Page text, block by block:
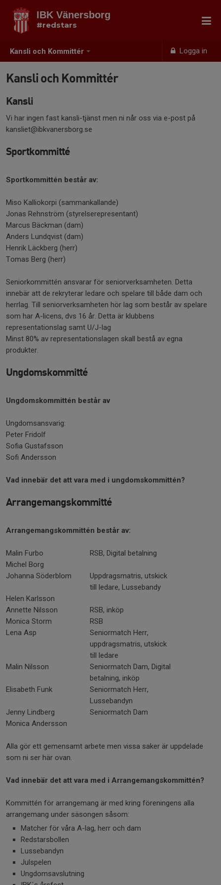
Kansli och Kommittér Logga in
IBK Vänersborg
#redstars
Kansli och Kommittér
Kansli
Vi har ingen fast kansli-tjänst men ni når oss via e-post på
kansliet@ibkvanersborg.se
Sportkommitté
Sportkommittén består av:
Miso Kalliokorpi (sammankallande)
Jonas Rehnström (styrelserepresentant)
Marcus Bäckman (dam)
Anders Lundqvist (dam)
Henrik Läckberg (herr)
Tomas Berg (herr)
Seniorkommittén ansvarar för seniorverksamheten. Detta
innebär att de rekryterar ledare och spelare till både dam och
herrlag. Till seniorverksamheten hör lag som består av spelare
som har A-licens, dvs 16 år. Detta är klubbens
representationslag samt U/J-lag
Minst 80% av representationslagen skall bestå av egna
produkter.
Ungdomskommitté
Ungdomskommittén består av
Ungdomsansvarig:
Peter Fridolf
Sofia Gustafsson
Sofi Andersson
Vad innebär det att vara med i ungdomskommittén?
Arrangemangskommitté
Arrangemangskommittén består av:
Malin Furbo
RSB, Digital betalning
Michel Borg
Johanna Söderblom
Uppdragsmatris, utskick
till ledare, Lussebandy
Helen Karlsson
Annette Nilsson
RSB, inköp
Monica Storm
RSB
Lena Asp
Seniormatch Herr,
uppdragsmatris, utskick
till ledare
Malin Nilsson
Seniormatch Dam, Digital
betalning, inköp
Elisabeth Funk
Seniormatch Herr,
Lussebandyn
Jenny Lindberg
Seniormatch Dam
Monica Andersson
Alla gör ett gemensamt arbete men vissa saker är uppdelade
som ni ser här ovan.
Vad innebär det att vara med i Arrangemangskommittén?
Kommittén för arrangemang är med kring föreningens alla
arrangemang under säsongen såsom:
Matcher för våra A-lag, herr och dam
Redstarsbollen
Lussebandyn
Julspelen
Ungdomsavslutning